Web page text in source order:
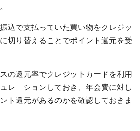
込で支払っていた買い物をクレジッ
切り替えることでポイント還元を受
の還元率でクレジットカードを利用
レーションしておき、年会費に対し
ト還元があるのかを確認しておきま